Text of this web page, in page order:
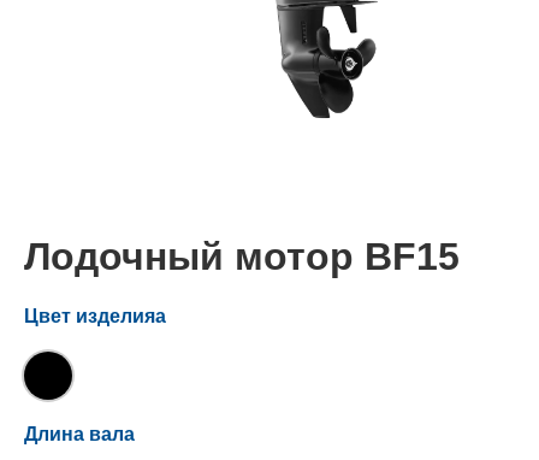
Лодочный мотор BF15
Цвет изделияа
Длина вала